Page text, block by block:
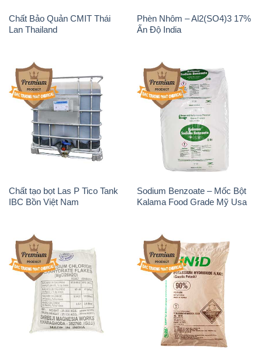
Chất Bảo Quản CMIT Thái
Lan Thailand
Phèn Nhôm – Al2(SO4)3 17%
Ấn Độ India
Chất tạo bọt Las P Tico Tank
IBC Bồn Việt Nam
Sodium Benzoate – Mốc Bột
Kalama Food Grade Mỹ Usa